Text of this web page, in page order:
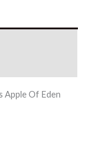
Apple Of Eden